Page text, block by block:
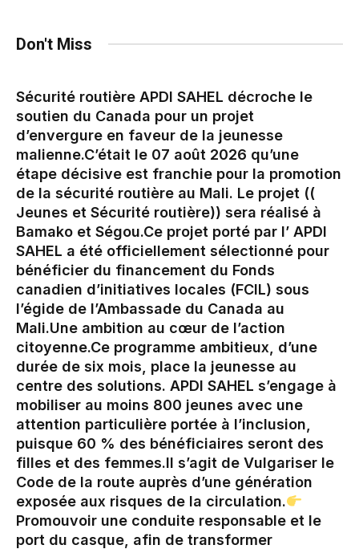
Don't Miss
Sécurité routière APDI SAHEL décroche le
soutien du Canada pour un projet
d’envergure en faveur de la jeunesse
malienne.‎‎C’était le 07 août 2026 qu’une
étape décisive est franchie pour la promotion
de la sécurité routière au Mali. Le projet ((
Jeunes et Sécurité routière)) sera réalisé à
Bamako et Ségou.‎Ce projet porté par l’ APDI
SAHEL a été officiellement sélectionné pour
bénéficier du financement du Fonds
canadien d’initiatives locales (FCIL) sous
l’égide de l’Ambassade du Canada au
Mali.‎Une ambition au cœur de l’action
citoyenne.‎Ce programme ambitieux, d’une
durée de six mois, place la jeunesse au
centre des solutions. APDI SAHEL s’engage à
mobiliser au moins 800 jeunes avec une
attention particulière portée à l’inclusion,
puisque 60 % des bénéficiaires seront des
filles et des femmes.‎‎Il s’agit de Vulgariser le
Code de la route auprès d’une génération
exposée aux risques de la circulation.‎
Promouvoir une conduite responsable et le
port du casque, afin de transformer